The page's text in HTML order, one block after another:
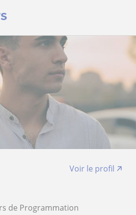
Voir le profil
de Programmation